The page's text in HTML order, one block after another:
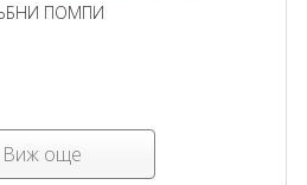
ПОМПИ
Виж още